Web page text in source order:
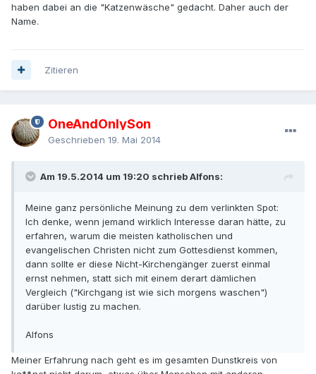
haben dabei an die "Katzenwäsche" gedacht. Daher auch der
Name.
Zitieren
OneAndOnlySon
Geschrieben 19. Mai 2014
Am 19.5.2014 um 19:20 schrieb Alfons:
Meine ganz persönliche Meinung zu dem verlinkten Spot:
Ich denke, wenn jemand wirklich Interesse daran hätte, zu
erfahren, warum die meisten katholischen und
evangelischen Christen nicht zum Gottesdienst kommen,
dann sollte er diese Nicht-Kirchengänger zuerst einmal
ernst nehmen, statt sich mit einem derart dämlichen
Vergleich ("Kirchgang ist wie sich morgens waschen")
darüber lustig zu machen.
Alfons
Meiner Erfahrung nach geht es im gesamten Dunstkreis von